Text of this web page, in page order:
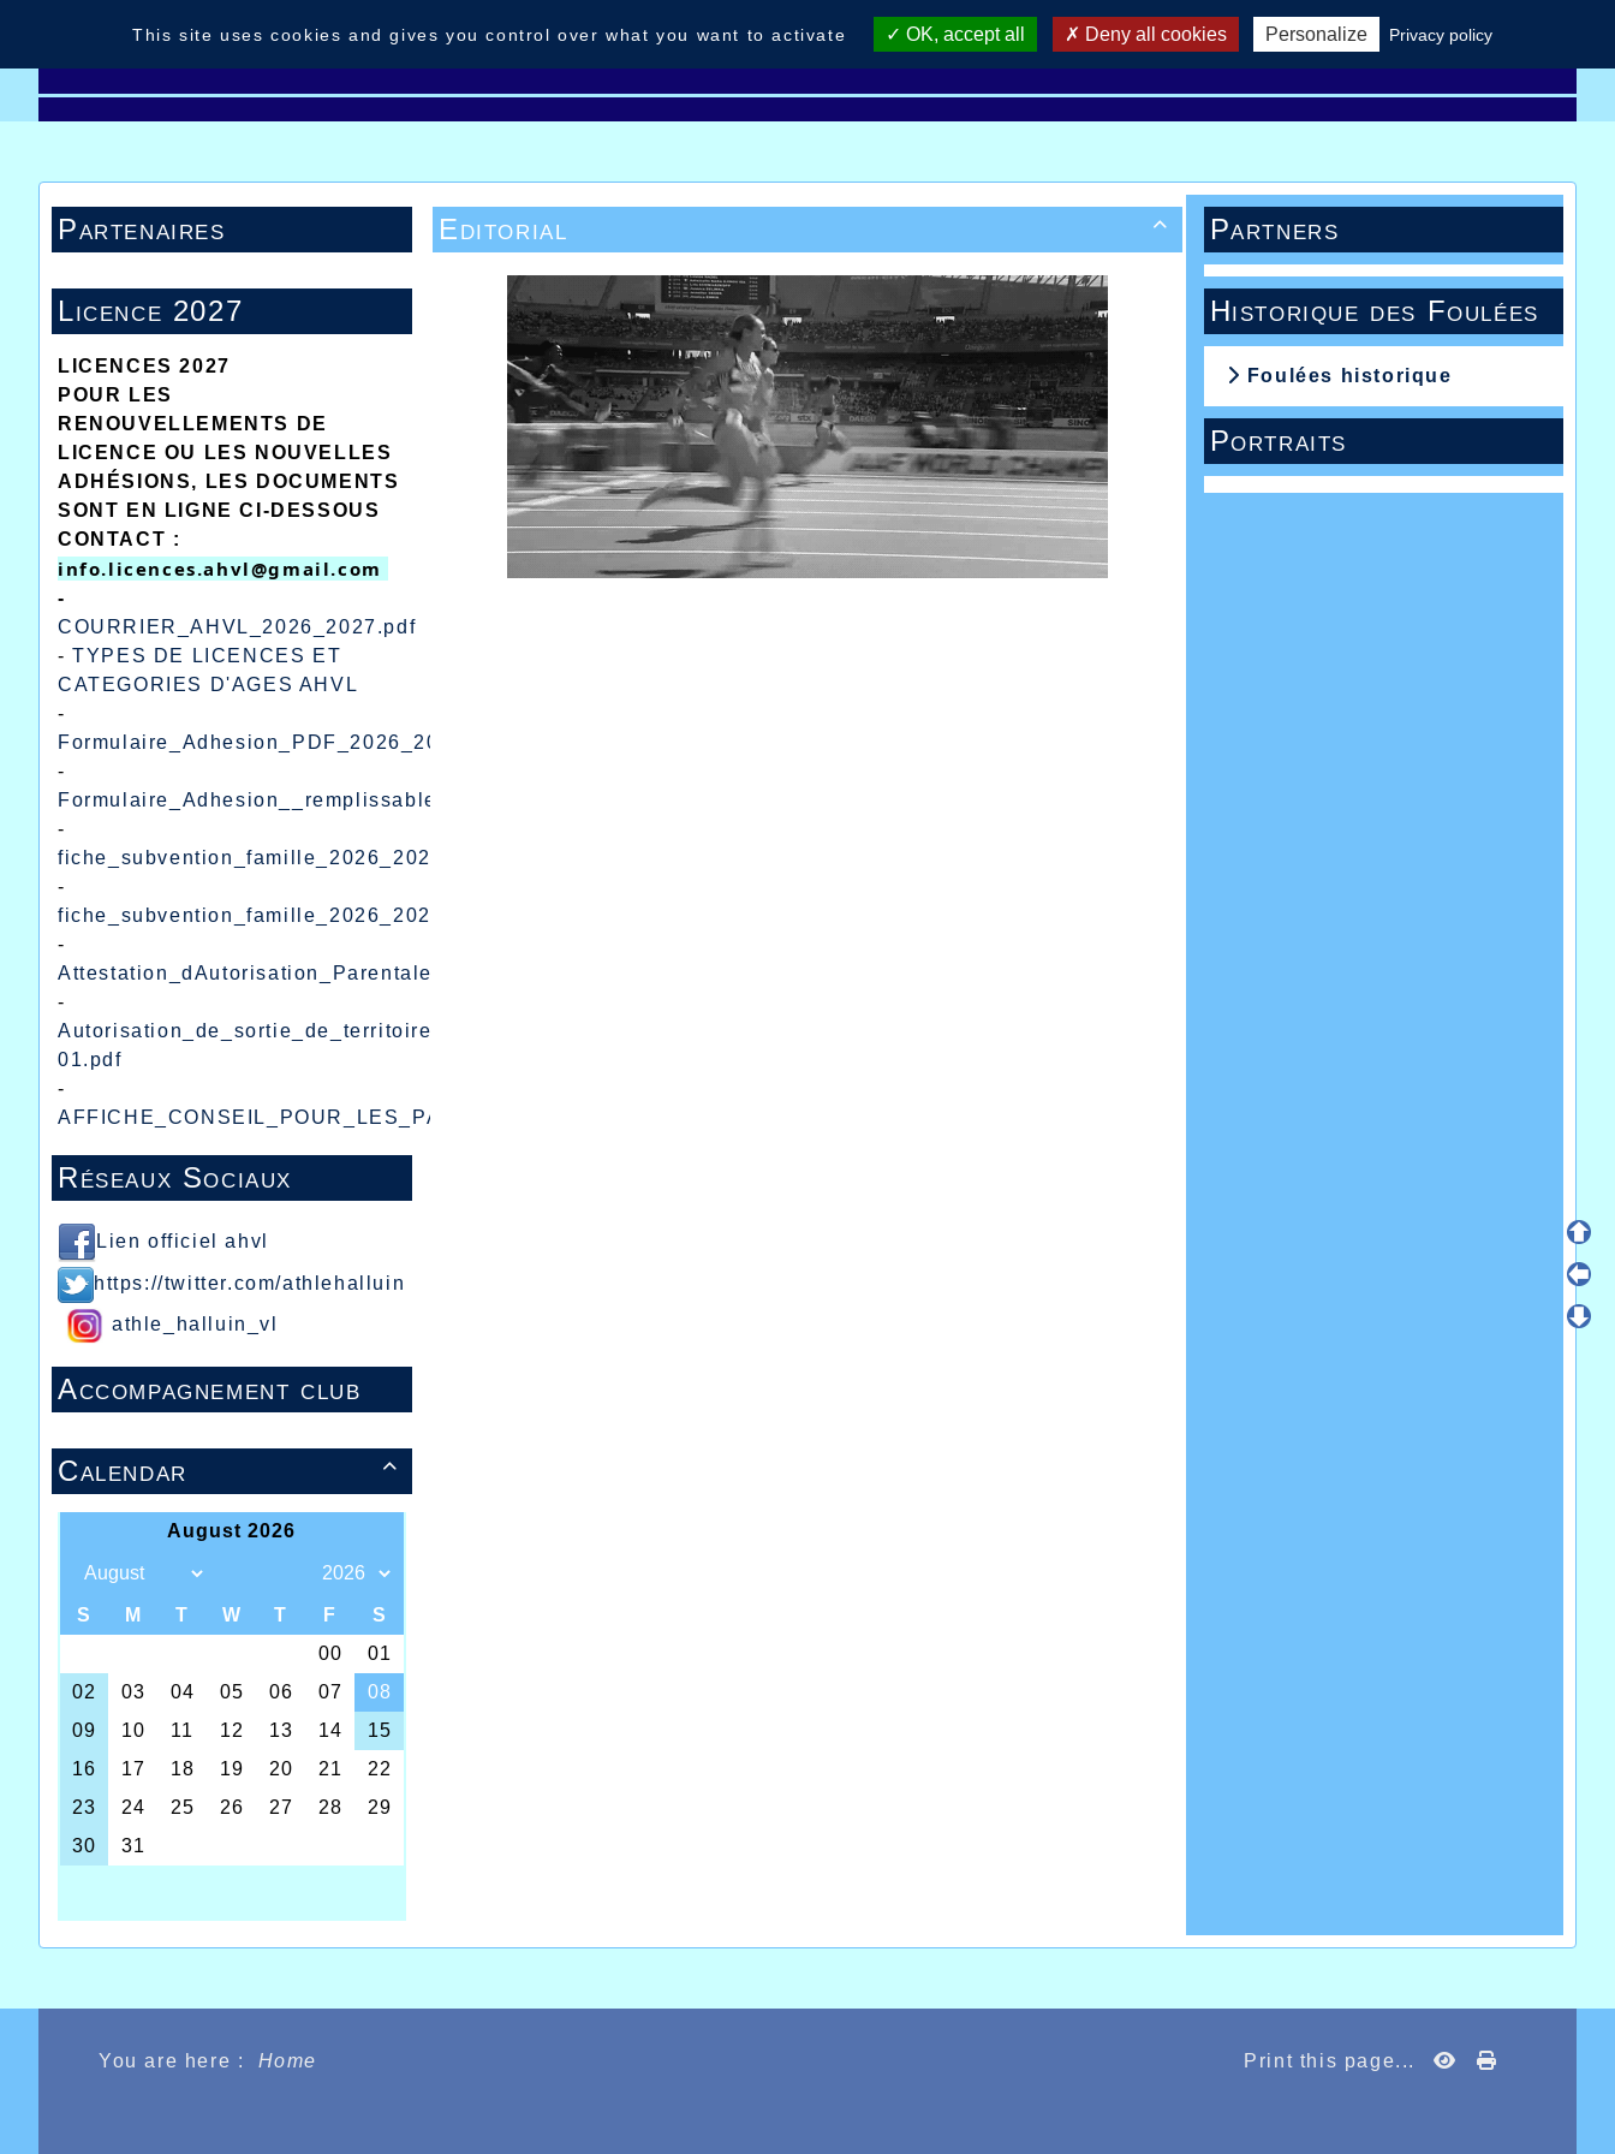
Contact Foulées H.2025 Meeting 2025 Links
Partenaires
Licence 2027
LICENCES 2027
POUR LES
RENOUVELLEMENTS DE
LICENCE OU LES NOUVELLES
ADHÉSIONS, LES DOCUMENTS
SONT EN LIGNE CI-DESSOUS
CONTACT :
info.licences.ahvl@gmail.com
-
COURRIER_AHVL_2026_2027.pdf
-TYPES DE LICENCES ET
CATEGORIES D'AGES AHVL
-
Formulaire_Adhesion_PDF_2026_2027.pdf
-
Formulaire_Adhesion__remplissable_excel_2026_2027.xls
-
fiche_subvention_famille_2026_2027.pdf
-
fiche_subvention_famille_2026_2027_remplissable_word.docx
-
Attestation_dAutorisation_Parentale.pdf
-
Autorisation_de_sortie_de_territoire_pour_mineur_cerfa_15646-
01.pdf
-
AFFICHE_CONSEIL_POUR_LES_PARENTS.pdf
Réseaux Sociaux
Lien officiel ahvl
https://twitter.com/athlehalluin
athle_halluin_vl
Accompagnement club

Calendar

Editorial Partners
Historique des Foulées
Foulées historique
Portraits
You are here : Home Print this page...
This site uses cookies and gives you control over what you want to activate OK, accept all Deny all cookies Personalize Privacy policy